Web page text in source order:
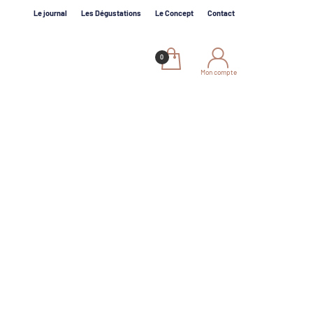
Le journal Les Dégustations Le Concept Contact
Mon compte